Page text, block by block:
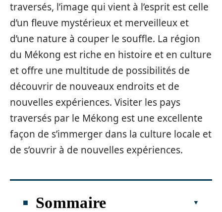
traversés, l’image qui vient à l’esprit est celle
d’un fleuve mystérieux et merveilleux et
d’une nature à couper le souffle. La région
du Mékong est riche en histoire et en culture
et offre une multitude de possibilités de
découvrir de nouveaux endroits et de
nouvelles expériences. Visiter les pays
traversés par le Mékong est une excellente
façon de s’immerger dans la culture locale et
de s’ouvrir à de nouvelles expériences.
Sommaire